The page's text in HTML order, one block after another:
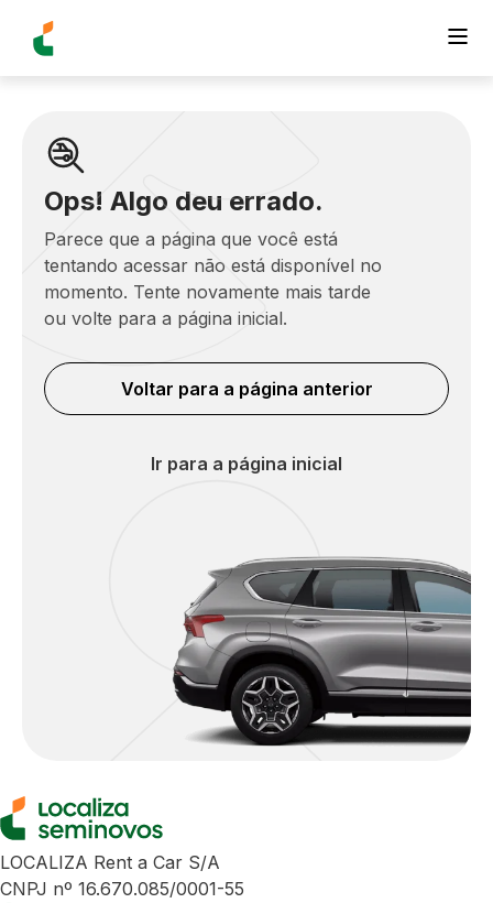
Ops! Algo deu errado.
Parece que a página que você está
tentando acessar não está disponível no
momento. Tente novamente mais tarde
ou volte para a página inicial.
Voltar para a página anterior
Ir para a página inicial
LOCALIZA Rent a Car S/A
CNPJ nº 16.670.085/0001-55